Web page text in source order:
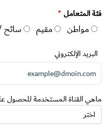
فئة المتعامل
مواطن مقيم سائح
البريد الإلكتروني
ماهي القناة المستخدمة للحصول